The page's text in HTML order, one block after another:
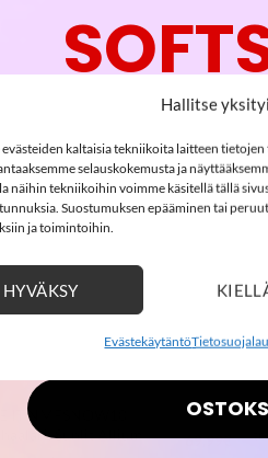
Hallitse
kaltaisia tekniikoita laitteen
selauskokemusta ja
näihin tekniikoihin voimme käsitellä tällä
Suostumuksen epääminen tai
ja toimintoihin.
HYVÄKSY
Evästekäytäntö
LISÄÄ
SUOSIKKEIHIN
IT NMFSNOW10
Sunlit Allium
99,99€
69,99€
-
-
15% ALENNUS
2
02
days
17
hours
: